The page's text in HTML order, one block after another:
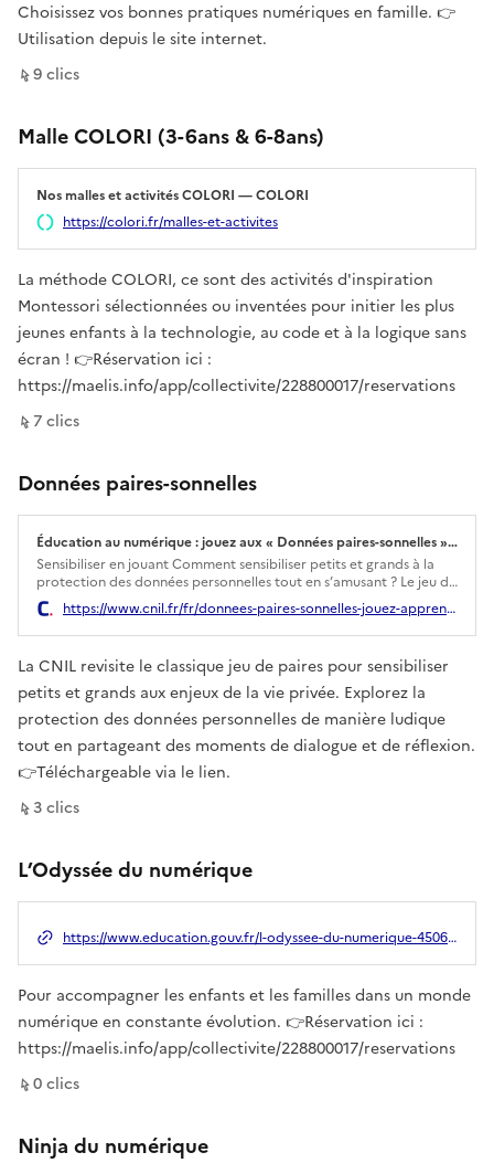
Choisissez vos bonnes pratiques numériques en famille. 👉
Utilisation depuis le site internet.
9clics
sur ce lien
Malle COLORI (3-6ans & 6-8ans)
Nos malles et activités COLORI — COLORI
Ouverture dans un nouvel onglet
https://colori.fr/malles-et-activites
La méthode COLORI, ce sont des activités d'inspiration
Montessori sélectionnées ou inventées pour initier les plus
jeunes enfants à la technologie, au code et à la logique sans
écran ! 👉Réservation ici :
https://maelis.info/app/collectivite/228800017/reservations
7clics
sur ce lien
Données paires-sonnelles
Éducation au numérique : jouez aux « Données paires-sonnelles » et apprenez à protéger votre vie privée
Ouverture dans un nouvel onglet
Sensibiliser en jouant Comment sensibiliser petits et grands à la
protection des données personnelles tout en s’amusant ? Le jeu de
cartes « Données paires-sonnelles » a été conçu par la CNIL pour
initier aux enjeux de la vie privée et aux bonnes pratiques à
adopter. Grâce à des définitions claires et des illustrations simples,
et comment protéger ses informations au quotidien.
https://www.cnil.fr/fr/donnees-paires-sonnelles-jouez-apprenez-protegez-votre-vie-privee
La CNIL revisite le classique jeu de paires pour sensibiliser
petits et grands aux enjeux de la vie privée. Explorez la
protection des données personnelles de manière ludique
tout en partageant des moments de dialogue et de réflexion.
👉Téléchargeable via le lien.
3clics
sur ce lien
L’Odyssée du numérique
https://www.education.gouv.fr/l-odyssee-du-numerique-450604
Pour accompagner les enfants et les familles dans un monde
numérique en constante évolution. 👉Réservation ici :
https://maelis.info/app/collectivite/228800017/reservations
0clics
sur ce lien
Ninja du numérique